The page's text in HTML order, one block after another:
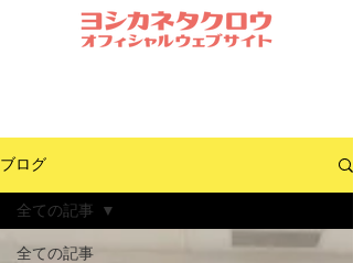
ブログ
全ての記事
全ての記事